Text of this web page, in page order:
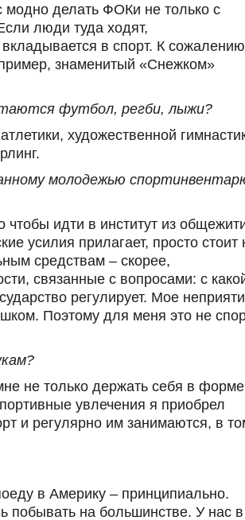
модно делать ФОКи не только с
люди туда ходят,
в спорт. К
знаменитый «Снежком»
футбол, регби, лыжи?
художественной
молодежью
идти в институт из
усилия прилагает, просто стоит
средствам – скорее,
связанные с вопросами: с
регулирует. Мое
Поэтому для меня это не
не только держать себя в
увлечения я приобрел
и регулярно им занимаются, в
в Америку – принципиально.
на большинстве. У нас в